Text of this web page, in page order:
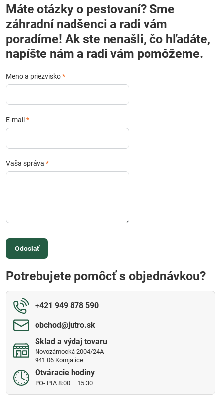
Máte otázky o pestovaní? Sme
záhradní nadšenci a radi vám
poradíme! Ak ste nenašli, čo hľadáte,
napíšte nám a radi vám pomôžeme.
Meno a priezvisko*
E-mail *
Vaša správa *
Odoslať
Potrebujete pomôcť s objednávkou?
+421 949 878 590
obchod​@jutro​.sk
Sklad a výdaj tovaru
Novozámocká 2004/24A
941 06 Komjatice
Otváracie hodiny
PO- PIA 8:00 – 15:30